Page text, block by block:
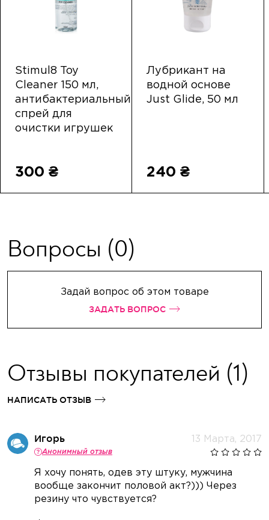
Stimul8 Toy
Cleaner 150 мл,
антибактериальный
спрей для
очистки игрушек
300 ₴
Лубрикант на
водной основе
Just Glide, 50 мл
240 ₴
Вопросы (0)
Задай вопрос об этом товаре
ЗАДАТЬ ВОПРОС
Отзывы покупателей (1)
НАПИСАТЬ ОТЗЫВ
Игорь
Анонимный отзыв
13 Марта, 2017
Я хочу понять, одев эту штуку, мужчина
вообще закончит половой акт?))) Через
резину что чувствуется?